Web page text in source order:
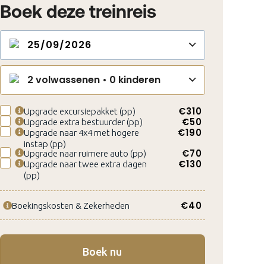
Boek deze treinreis
2 volwassenen • 0 kinderen
Upgrade excursiepakket (pp) €310
Upgrade extra bestuurder (pp) €50
Upgrade naar 4x4 met hogere
instap (pp)
€190
Upgrade naar ruimere auto (pp) €70
Upgrade naar twee extra dagen
(pp)
€130
Boekingskosten & Zekerheden €40
Boek nu